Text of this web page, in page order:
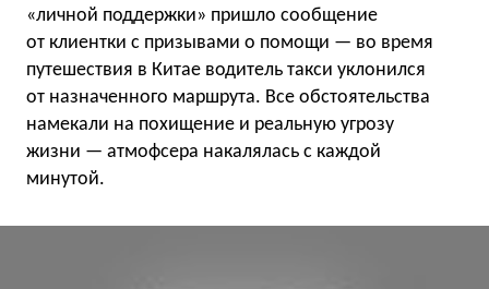
«личной поддержки» пришло сообщение
от клиентки с призывами о помощи — во время
путешествия в Китае водитель такси уклонился
от назначенного маршрута. Все обстоятельства
намекали на похищение и реальную угрозу
жизни — атмофсера накалялась с каждой
минутой.